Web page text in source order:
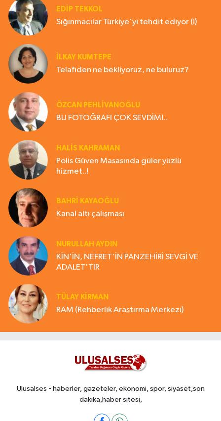
EDIP TEKKOL
Sığınmacılar Türkiye'yi tehdit ediyor (!)
İLKAY KUMTEPE
Telafiden ne bekliyoruz, ne buluruz?
ÖZCAN PEHLİVANOĞLU
BU FOTOĞRAFI ÇOK SEVDİM!..
HALIS KAHRAMAN
Polis Güven Masasında güler yüzlü
hizmet..!
BAHRI KAYAOĞLU
Kanal altı çalışması
NURULLAH AYDIN
KİN'İN, NEFRET'İN PANZEHİRİ SEVGİ VE
ADALET'TİR
TÜLAY KİRMAN
RAM (Rehberlik Araştırma Merkezi)
Ulusalses - haberler, gazeteler, ekonomi, spor, siyaset,son
dakika,haber sitesi,